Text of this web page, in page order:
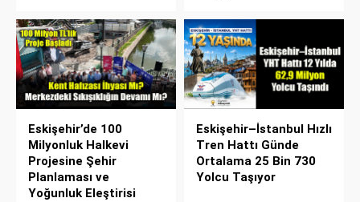
Eskişehir’de 100
Milyonluk Halkevi
Projesine Şehir
Planlaması ve
Yoğunluk Eleştirisi
Eskişehir–İstanbul Hızlı
Tren Hattı Günde
Ortalama 25 Bin 730
Yolcu Taşıyor